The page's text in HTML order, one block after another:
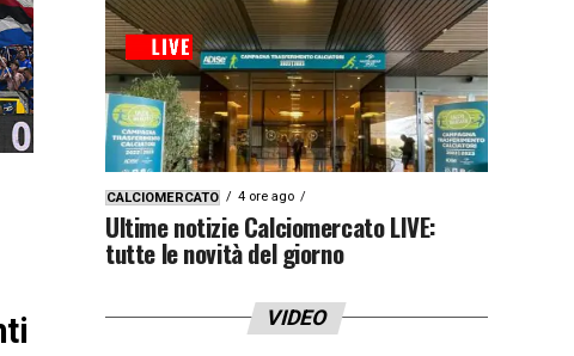
CALCIOMERCATO 4 ore ago
Ultime notizie Calciomercato LIVE:
tutte le novità del giorno
VIDEO